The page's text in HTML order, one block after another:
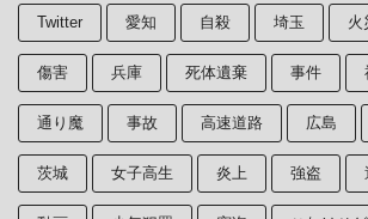
Twitter 愛知 自殺 埼玉 火
傷害 兵庫 死体遺棄 事件
通り魔 事故 高速道路 広島
茨城 女子高生 炎上 強盗